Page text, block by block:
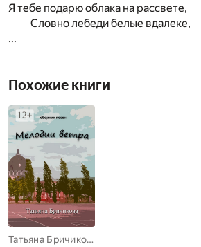
Я тебе подарю облака на рассвете,
Словно лебеди белые вдалеке,
...
Похожие книги
Татьяна Бричикова